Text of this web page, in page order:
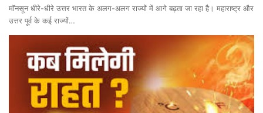
मॉनसून धीरे-धीरे उत्तर भारत के अलग-अलग राज्यों में आगे बढ़ता जा रहा है। महाराष्ट्र और
उत्तर पूर्व के कई राज्यों…